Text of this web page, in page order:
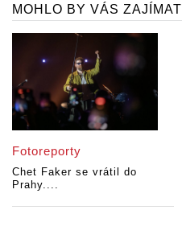
MOHLO BY VÁS ZAJÍMAT
Fotoreporty
Chet Faker se vrátil do
Prahy....